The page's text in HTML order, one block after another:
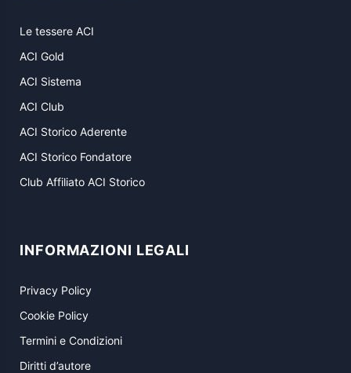
Le tessere ACI
ACI Gold
ACI Sistema
ACI Club
ACI Storico Aderente
ACI Storico Fondatore
Club Affiliato ACI Storico
INFORMAZIONI LEGALI
Privacy Policy
Cookie Policy
Termini e Condizioni
Diritti d’autore